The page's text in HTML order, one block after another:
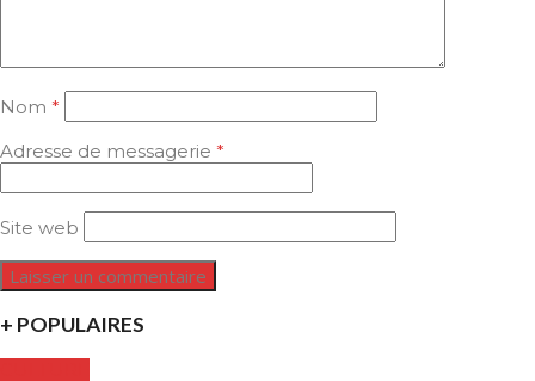
Nom *
Adresse de messagerie *
Site web
+ POPULAIRES